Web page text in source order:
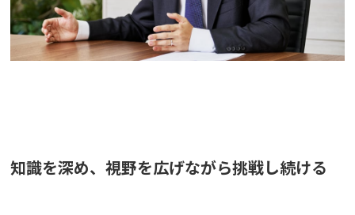
知識を深め、視野を広げながら挑戦し続ける